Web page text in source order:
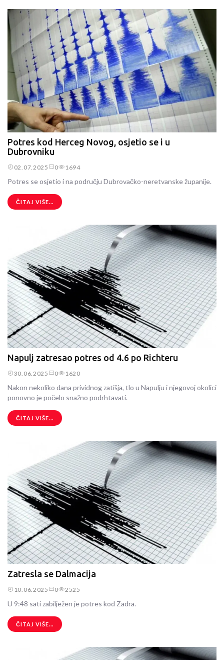
Potres kod Herceg Novog, osjetio se i u
Dubrovniku
02.07.2025 0 1694
Potres se osjetio i na području Dubrovačko-neretvanske županije.
ČITAJ VIŠE...
Napulj zatresao potres od 4.6 po Richteru
30.06.2025 0 1620
Nakon nekoliko dana prividnog zatišja, tlo u Napulju i njegovoj okolici
ponovno je počelo snažno podrhtavati.
ČITAJ VIŠE...
Zatresla se Dalmacija
10.06.2025 0 2525
U 9:48 sati zabilježen je potres kod Zadra.
ČITAJ VIŠE...